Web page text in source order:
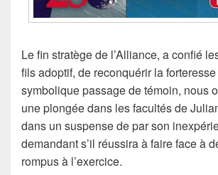
Le fin stratège de l’Alliance, a confié
fils adoptif, de reconquérir la forteresse
symbolique passage de témoin, nous
une plongée dans les facultés de
dans un suspense de par son
demandant s’il réussira à faire face à
rompus à l’exercice.